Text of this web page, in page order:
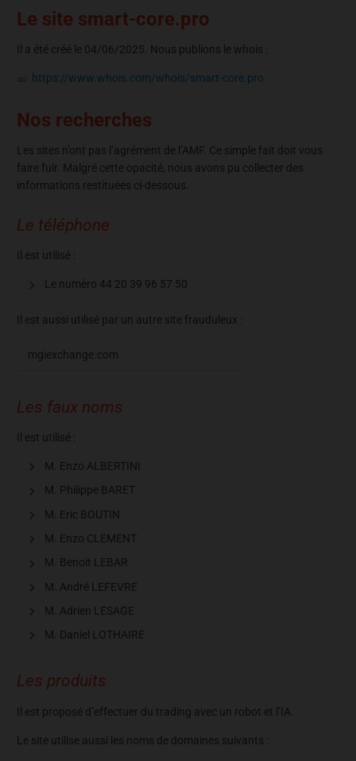
Le site smart-core.pro
Il a été créé le 04/06/2025. Nous publions le whois :
https://www.whois.com/whois/smart-core.pro
Nos recherches
Les sites n’ont pas l’agrément de l’AMF. Ce simple fait doit vous
faire fuir. Malgré cette opacité, nous avons pu collecter des
informations restituées ci-dessous.
Le téléphone
Il est utilisé :
Le numéro 44 20 39 96 57 50
Il est aussi utilisé par un autre site frauduleux :
mgiexchange.com
Les faux noms
Il est utilisé :
M. Enzo ALBERTINI
M. Philippe BARET
M. Eric BOUTIN
M. Enzo CLEMENT
M. Benoit LEBAR
M. André LEFEVRE
M. Adrien LESAGE
M. Daniel LOTHAIRE
Les produits
Il est proposé d’effectuer du trading avec un robot et l’IA.
Le site utilise aussi les noms de domaines suivants :